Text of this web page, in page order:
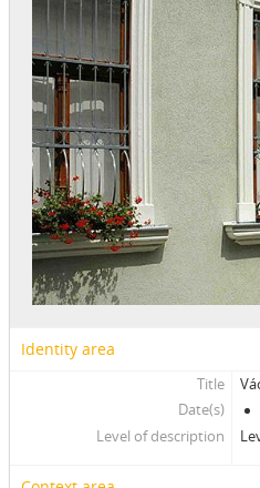
Identity area
Title
Date(s)
Level of description